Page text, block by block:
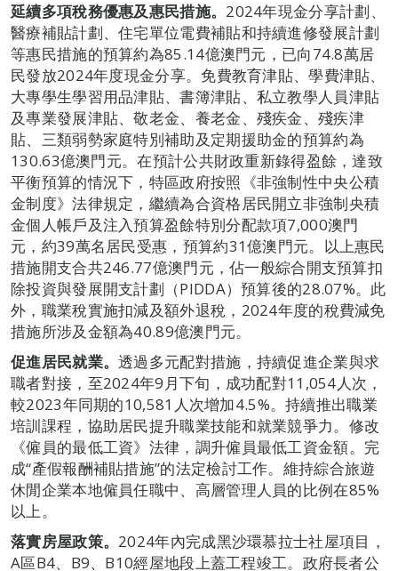
延續多項稅務優惠及惠民措施。 2024年現金分享計劃、
醫療補貼計劃、住宅單位電費補貼和持續進修發展計劃
等惠民措施的預算約為85.14億澳門元，已向74.8萬居
民發放2024年度現金分享。免費教育津貼、學費津貼、
大專學生學習用品津貼、書簿津貼、私立教學人員津貼
及專業發展津貼、敬老金、養老金、殘疾金、殘疾津
貼、三類弱勢家庭特別補助及定期援助金的預算約為
130.63億澳門元。在預計公共財政重新錄得盈餘，達致
平衡預算的情況下，特區政府按照《非強制性中央公積
金制度》法律規定，繼續為合資格居民開立非強制央積
金個人帳戶及注入預算盈餘特別分配款項7,000澳門
元，約39萬名居民受惠，預算約31億澳門元。以上惠民
措施開支合共246.77億澳門元，佔一般綜合開支預算扣
除投資與發展開支計劃（PIDDA）預算後的28.07%。此
外，職業稅實施扣減及額外退稅，2024年度的稅費減免
措施所涉及金額為40.89億澳門元。
促進居民就業。透過多元配對措施，持續促進企業與求
職者對接，至2024年9月下旬，成功配對11,054人次，
較2023年同期的10,581人次增加4.5%。持續推出職業
培訓課程，協助居民提升職業技能和就業競爭力。修改
《僱員的最低工資》法律，調升僱員最低工資金額。完
成“產假報酬補貼措施”的法定檢討工作。維持綜合旅遊
休閒企業本地僱員任職中、高層管理人員的比例在85%
以上。
落實房屋政策。 2024年內完成黑沙環慕拉士社屋項目，
A區B4、B9、B10經屋地段上蓋工程竣工。政府長者公